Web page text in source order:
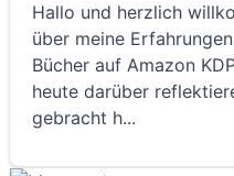
Hallo und herzlich
über meine
Bücher auf Amazon
heute darüber
gebracht h...